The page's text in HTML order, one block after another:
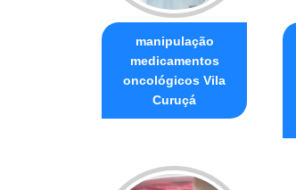
manipulação
medicamentos
oncológicos Vila
Curuçá